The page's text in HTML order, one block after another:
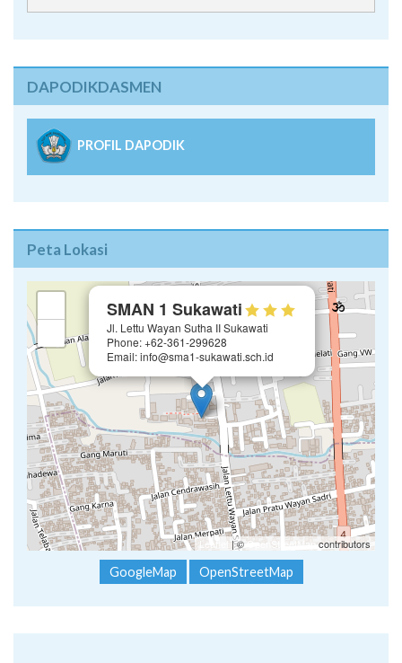
DAPODIKDASMEN
PROFIL DAPODIK
Peta Lokasi
SMAN 1 Sukawati
Jl. Lettu Wayan Sutha II Sukawati
Phone: +62-361-299628
Email: info@sma1-sukawati.sch.id
Leaflet | ©OpenStreetMapcontributors
GoogleMap OpenStreetMap